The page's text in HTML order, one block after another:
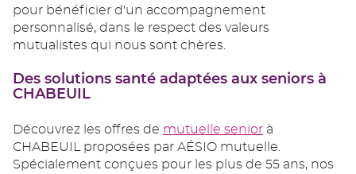
pour bénéficier d'un accompagnement
personnalisé, dans le respect des valeurs
mutualistes qui nous sont chères.
Des solutions santé adaptées aux seniors à
CHABEUIL
Découvrez les offres de mutuelle senior à
CHABEUIL proposées par AÉSIO mutuelle.
Spécialement conçues pour les plus de 55 ans, nos